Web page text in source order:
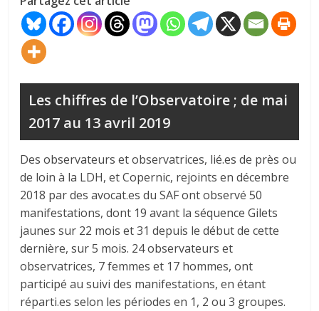
Les chiffres de l’Observatoire ; de mai
2017 au 13 avril 2019
Des observateurs et observatrices, lié.es de près ou
de loin à la LDH, et Copernic, rejoints en décembre
2018 par des avocat.es du SAF ont observé 50
manifestations, dont 19 avant la séquence Gilets
jaunes sur 22 mois et 31 depuis le début de cette
dernière, sur 5 mois. 24 observateurs et
observatrices, 7 femmes et 17 hommes, ont
participé au suivi des manifestations, en étant
réparti.es selon les périodes en 1, 2 ou 3 groupes.